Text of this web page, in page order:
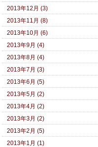
2013年12月 (3)
2013年11月 (8)
2013年10月 (6)
2013年9月 (4)
2013年8月 (4)
2013年7月 (3)
2013年6月 (5)
2013年5月 (2)
2013年4月 (2)
2013年3月 (2)
2013年2月 (5)
2013年1月 (1)